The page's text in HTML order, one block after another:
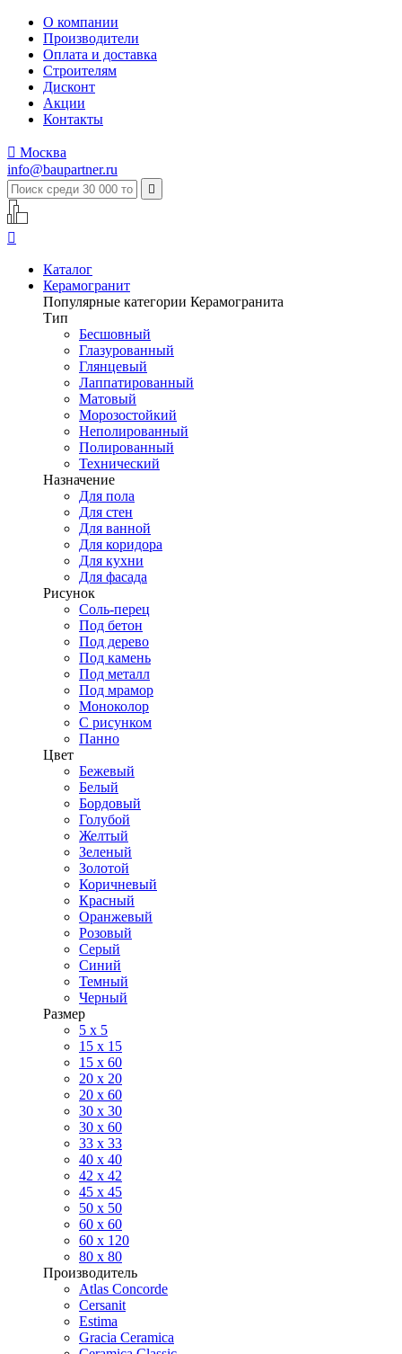
О компании
Производители
Оплата и доставка
Строителям
Дисконт
Акции
Контакты
 Москва
info@baupartner.ru


Каталог
Керамогранит
Популярные категории Керамогранита
Тип
Бесшовный
Глазурованный
Глянцевый
Лаппатированный
Матовый
Морозостойкий
Неполированный
Полированный
Технический
Назначение
Для пола
Для стен
Для ванной
Для коридора
Для кухни
Для фасада
Рисунок
Соль-перец
Под бетон
Под дерево
Под камень
Под металл
Под мрамор
Моноколор
С рисунком
Панно
Цвет
Бежевый
Белый
Бордовый
Голубой
Желтый
Зеленый
Золотой
Коричневый
Красный
Оранжевый
Розовый
Серый
Синий
Темный
Черный
Размер
5 x 5
15 x 15
15 x 60
20 х 20
20 x 60
30 х 30
30 x 60
33 x 33
40 х 40
42 x 42
45 x 45
50 x 50
60 х 60
60 x 120
80 x 80
Производитель
Atlas Concorde
Cersanit
Estima
Gracia Ceramica